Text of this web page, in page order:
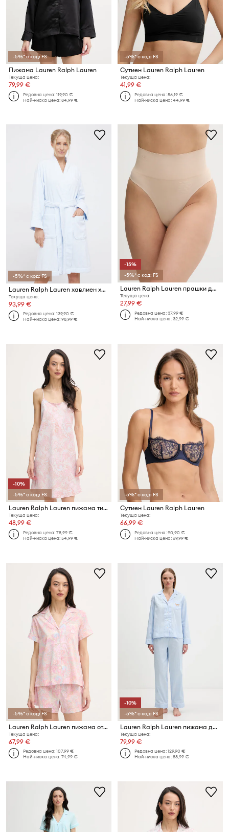
-5%* с код: FS
Пижама Lauren Ralph Lauren
Текуща цена:
79,99 €
Редовна цена:119,90 €
Най-ниска цена:84,99 €
-5%* с код: FS
Сутиен Lauren Ralph Lauren
Текуща цена:
41,99 €
Редовна цена:56,19 €
Най-ниска цена:44,99 €
-5%* с код: FS
Lauren Ralph Lauren хавлиен халат дамски от памук
Текуща цена:
93,99 €
Редовна цена:139,90 €
Най-ниска цена:98,99 €
-15%
-5%* с код: FS
Lauren Ralph Lauren прашки дамски
Текуща цена:
27,99 €
Редовна цена:37,99 €
Най-ниска цена:32,99 €
-10%
-5%* с код: FS
Lauren Ralph Lauren пижама тип риза дамска
Текуща цена:
48,99 €
Редовна цена:78,99 €
Най-ниска цена:54,99 €
-5%* с код: FS
Сутиен Lauren Ralph Lauren
Текуща цена:
66,99 €
Редовна цена:90,90 €
Най-ниска цена:69,99 €
-5%* с код: FS
Lauren Ralph Lauren пижама от две части дамска с вискоза
Текуща цена:
67,99 €
Редовна цена:107,99 €
Най-ниска цена:74,99 €
-10%
-5%* с код: FS
Lauren Ralph Lauren пижама дамска от памук
Текуща цена:
79,99 €
Редовна цена:129,90 €
Най-ниска цена:88,99 €